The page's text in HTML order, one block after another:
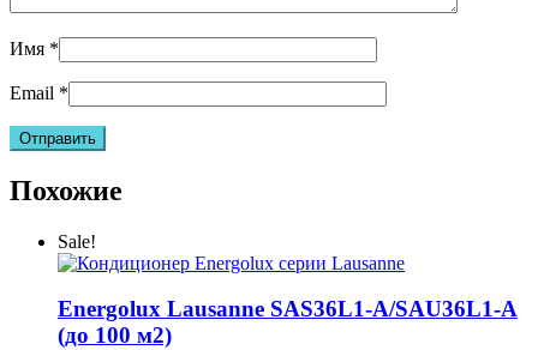
Имя *
Email *
Похожие
Sale!
Energolux Lausanne SAS36L1-A/SAU36L1-A
(до 100 м2)